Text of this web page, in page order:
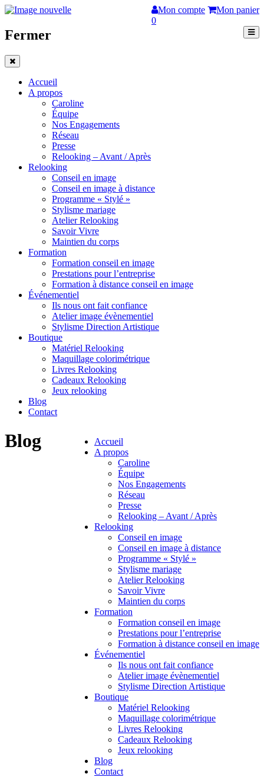
Mon compte
Mon panier
0
Fermer
Accueil
A propos
Caroline
Équipe
Nos Engagements
Réseau
Presse
Relooking – Avant / Après
Relooking
Conseil en image
Conseil en image à distance
Programme « Stylé »
Stylisme mariage
Atelier Relooking
Savoir Vivre
Maintien du corps
Formation
Formation conseil en image
Prestations pour l’entreprise
Formation à distance conseil en image
Événementiel
Ils nous ont fait confiance
Atelier image évènementiel
Stylisme Direction Artistique
Boutique
Matériel Relooking
Maquillage colorimétrique
Livres Relooking
Cadeaux Relooking
Jeux relooking
Blog
Contact
Accueil
A propos
Caroline
Équipe
Nos Engagements
Réseau
Presse
Relooking – Avant / Après
Relooking
Conseil en image
Conseil en image à distance
Programme « Stylé »
Stylisme mariage
Atelier Relooking
Savoir Vivre
Maintien du corps
Formation
Formation conseil en image
Prestations pour l’entreprise
Formation à distance conseil en image
Événementiel
Ils nous ont fait confiance
Atelier image évènementiel
Stylisme Direction Artistique
Boutique
Matériel Relooking
Maquillage colorimétrique
Livres Relooking
Cadeaux Relooking
Jeux relooking
Blog
Contact
Blog